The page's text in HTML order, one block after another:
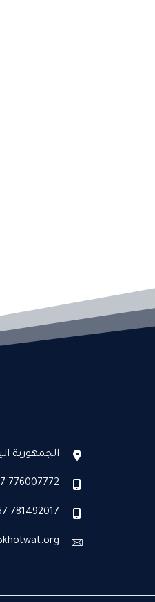
الجمهورية
776007772
781492017